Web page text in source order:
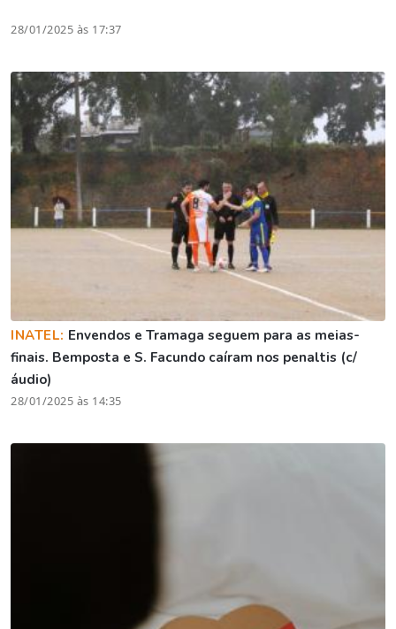
28/01/2025 às 17:37
INATEL: Envendos e Tramaga seguem para as meias-
finais. Bemposta e S. Facundo caíram nos penaltis (c/
áudio)
28/01/2025 às 14:35